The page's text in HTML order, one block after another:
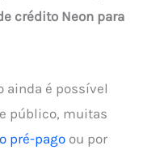
crédito Neon para
ainda é possível
público, muitas
pré-pago ou por